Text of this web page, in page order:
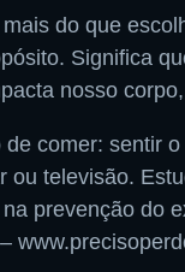
do que
Significa
nosso
comer: sentir
televisão.
prevenção do